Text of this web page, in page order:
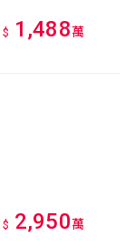
$ 1,488萬
$ 2,950萬